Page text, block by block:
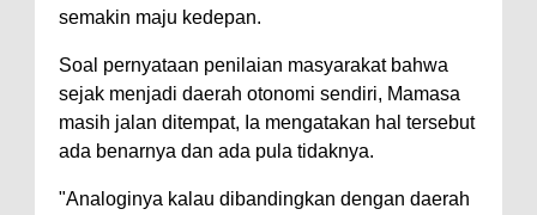
semakin maju kedepan.
Soal pernyataan penilaian masyarakat bahwa
sejak menjadi daerah otonomi sendiri, Mamasa
masih jalan ditempat, Ia mengatakan hal tersebut
ada benarnya dan ada pula tidaknya.
"Analoginya kalau dibandingkan dengan daerah